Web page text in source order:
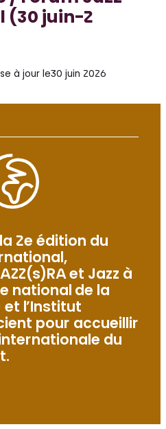
(30 juin-2
à jour le30 juin 2026
2e édition du
et Jazz à
national de la
l’Institut
pour accueillir
du